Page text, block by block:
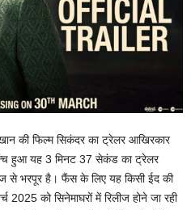
की फिल्म सिकंदर का ट्रेलर आखिरकार
हुआ यह 3 मिनट 37 सेकंड का ट्रेलर
से भरपूर है। फैंस के लिए यह किसी ईद की
को सिनेमाघरों में रिलीज होने जा रही